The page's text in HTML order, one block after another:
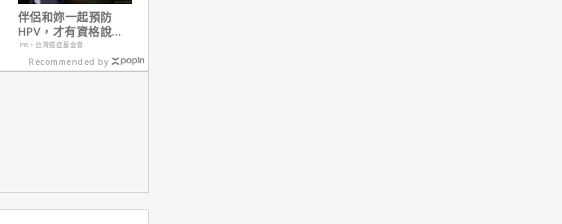
伴侶和妳一起預防
HPV，才有資格說愛
妳！
PR・台灣癌症基金會
Recommended by